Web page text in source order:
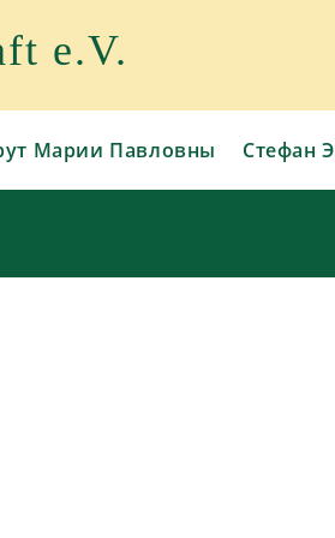
e.V.
Марии Павловны Стефан